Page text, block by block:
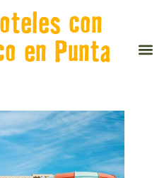
con
en Punta